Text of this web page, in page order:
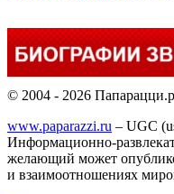
© 2004 - 2026
www.paparazzi.ru – UGC
Информационно-
желающий может
и взаимоотношениях